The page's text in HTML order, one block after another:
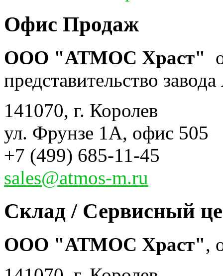
Офис Продаж
ООО "АТМОС Храст"
представительство
141070, г. Королев
ул. Фрунзе 1А, офис 505
+7 (499) 685-11-45
sales@atmos-m.ru
Склад / Сервисный
ООО "АТМОС Храст",